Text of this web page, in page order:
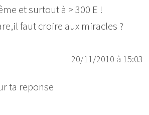
et surtout à > 300 E !
faut croire aux miracles ?
20/11/2010 à 15:03
ta reponse